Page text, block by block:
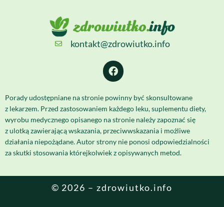
kontakt@zdrowiutko.info
Porady udostępniane na stronie powinny być skonsultowane
z lekarzem. Przed zastosowaniem każdego leku, suplementu diety,
wyrobu medycznego opisanego na stronie należy zapoznać się
z ulotką zawierającą wskazania, przeciwwskazania i możliwe
działania niepożądane. Autor strony nie ponosi odpowiedzialności
za skutki stosowania którejkolwiek z opisywanych metod.
© 2026 – zdrowiutko.info